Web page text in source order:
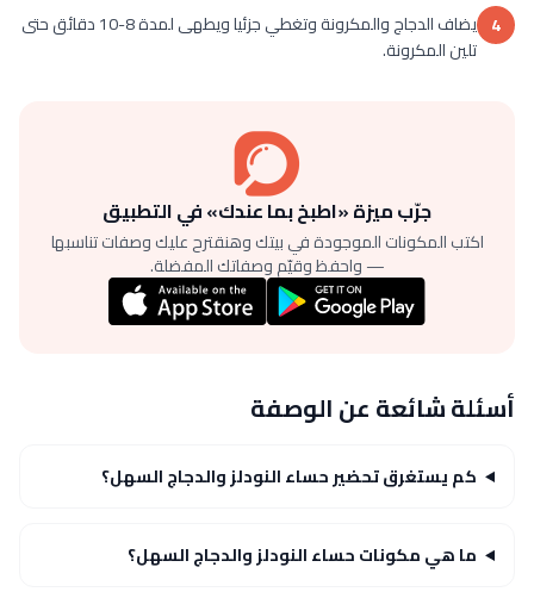
4
يضاف الدجاج والمكرونة وتغطي جزئيا ويطهى لمدة 8-10 دقائق حتى
تلين المكرونة.
جرّب ميزة «اطبخ بما عندك» في التطبيق
اكتب المكونات الموجودة في بيتك وهنقترح عليك وصفات تناسبها
— واحفظ وقيّم وصفاتك المفضلة.
أسئلة شائعة عن الوصفة
كم يستغرق تحضير حساء النودلز والدجاج السهل؟
ما هي مكونات حساء النودلز والدجاج السهل؟